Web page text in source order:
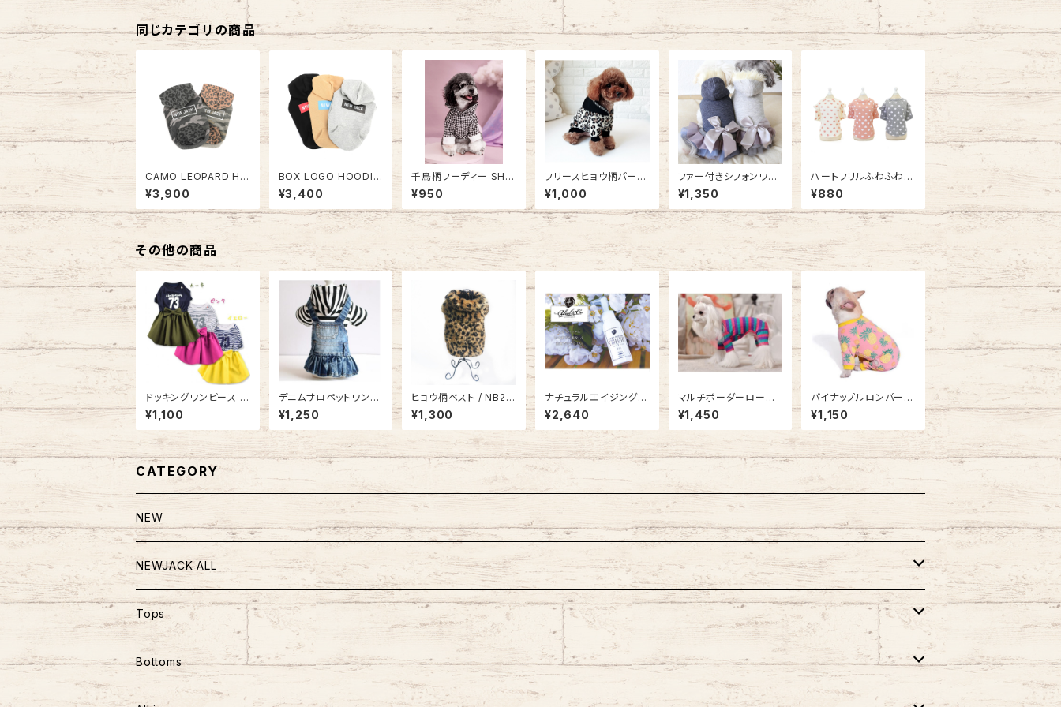
同じカテゴリの商品
CAMO LEOPARD HO
ODIE NJ20AW0302
¥3,900
BOX LOGO HOODIE
NJ20AW0301
¥3,400
千鳥柄フーディー SH21
AW1938064
¥950
フリースヒョウ柄パーカ
ー NB20AW5231
¥1,000
ファー付きシフォンワン
ピースコート NB20AW
12489218
¥1,350
ハートフリルふわふわト
ップス / NB21SS1396
9742
¥880
その他の商品
ドッキングワンピース N
B20AW1404010
¥1,100
デニムサロペットワンピ
ース / NB20AW8475
328
¥1,250
ヒョウ柄ベスト / NB21
SS9062316
¥1,300
ナチュラルエイジングケ
ア アンチイッチローショ
ン（肌荒れ・痒み・フケ用
ローション）AC21SS05
¥2,640
マルチボーダーローン
パース / NB21SS5811
¥1,450
パイナップルロンパース
NB21SS14744999
¥1,150
CATEGORY
NEW
NEWJACK ALL
TOPS
PANTS
Tops
半袖
Bottoms